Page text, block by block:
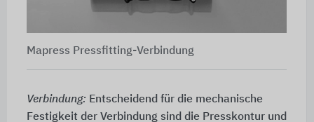
Mapress Pressfitting-Verbindung
Verbindung: Entscheidend für die mechanische
Festigkeit der Verbindung sind die Presskontur und